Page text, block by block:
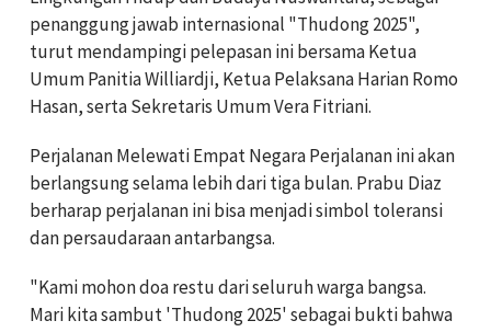
penanggung jawab internasional "Thudong 2025",
turut mendampingi pelepasan ini bersama Ketua
Umum Panitia Williardji, Ketua Pelaksana Harian Romo
Hasan, serta Sekretaris Umum Vera Fitriani.
Perjalanan Melewati Empat Negara Perjalanan ini akan
berlangsung selama lebih dari tiga bulan. Prabu Diaz
berharap perjalanan ini bisa menjadi simbol toleransi
dan persaudaraan antarbangsa.
"Kami mohon doa restu dari seluruh warga bangsa.
Mari kita sambut 'Thudong 2025' sebagai bukti bahwa